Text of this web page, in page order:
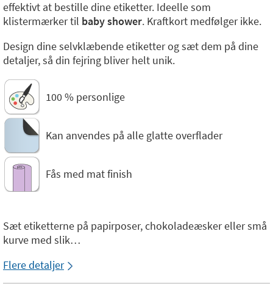
effektivt at bestille dine etiketter. Ideelle som
klistermærker til baby shower. Kraftkort medfølger ikke.
Design dine selvklæbende etiketter og sæt dem på dine
detaljer, så din fejring bliver helt unik.
100 % personlige
Kan anvendes på alle glatte overflader
Fås med mat finish
Sæt etiketterne på papirposer, chokoladeæsker eller små
kurve med slik…
Flere detaljer